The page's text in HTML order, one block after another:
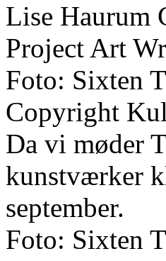
Lise Haurum
Project Art
Foto: Sixten
Copyright
Da vi møder
kunstværker
september.
Foto: Sixten